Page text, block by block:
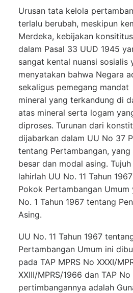
Urusan tata kelola
terlalu berubah, meskipun
Merdeka, kebijakan
dalam Pasal 33 UUD 1945
sangat kental nuansi sosialis
menyatakan bahwa Negara
sekaligus pemegang
mineral yang terkandung di
atas mineral serta logam
diproses. Turunan dari
dijabarkan dalam UU No 37
tentang Pertambangan,
besar dan modal asing.
lahirlah UU No. 11 Tahun
Pokok Pertambangan
No. 1 Tahun 1967 tentang
Asing.
UU No. 11 Tahun 1967
Pertambangan Umum ini
pada TAP MPRS No XXXI/
XXIII/MPRS/1966 dan TAP No
pertimbangannya adalah